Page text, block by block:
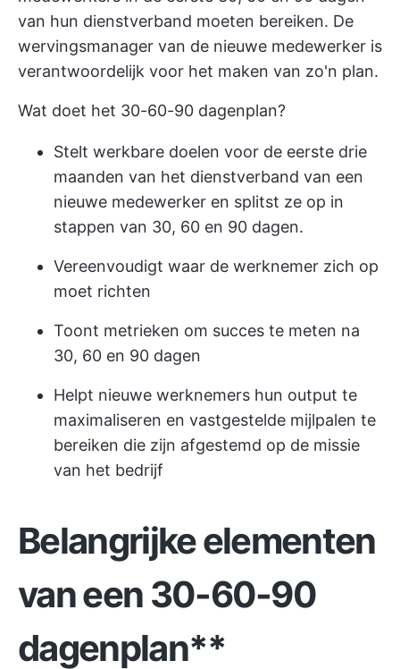
van hun dienstverband moeten bereiken. De
wervingsmanager van de nieuwe medewerker is
verantwoordelijk voor het maken van zo'n plan.
Wat doet het 30-60-90 dagenplan?
Stelt werkbare doelen voor de eerste drie
maanden van het dienstverband van een
nieuwe medewerker en splitst ze op in
stappen van 30, 60 en 90 dagen.
Vereenvoudigt waar de werknemer zich op
moet richten
Toont metrieken om succes te meten na
30, 60 en 90 dagen
Helpt nieuwe werknemers hun output te
maximaliseren en vastgestelde mijlpalen te
bereiken die zijn afgestemd op de missie
van het bedrijf
Belangrijke elementen
van een 30-60-90
dagenplan**